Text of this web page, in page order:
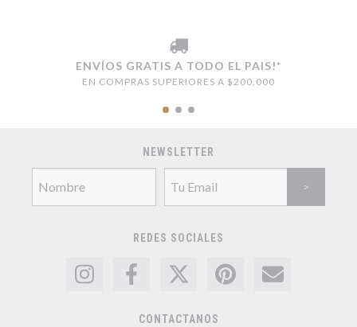
ENVÍOS GRATIS A TODO EL PAIS!*
EN COMPRAS SUPERIORES A $200.000
NEWSLETTER
REDES SOCIALES
CONTACTANOS